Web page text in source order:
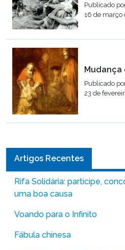
Publicado
16 de março
Mudança
Publicado
23 de
Artigos Recentes
Rifa Solidária: participe,
uma boa causa
Voando para o Infinito
Fábula chinesa